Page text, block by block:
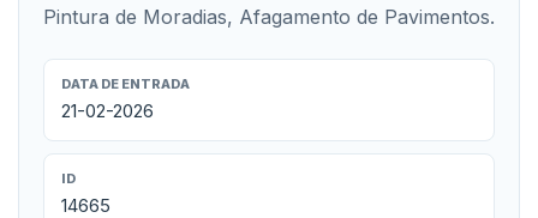
Pintura de Moradias, Afagamento de Pavimentos.
DATA DE ENTRADA
21-02-2026
ID
14665